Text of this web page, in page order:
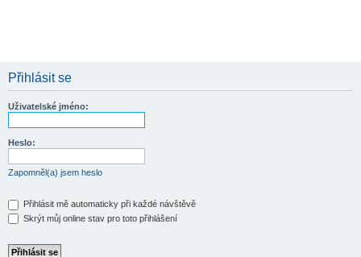
Přihlásit se
Uživatelské jméno:
Heslo:
Zapomněl(a) jsem heslo
Přihlásit mě automaticky při každé návštěvě
Skrýt můj online stav pro toto přihlášení